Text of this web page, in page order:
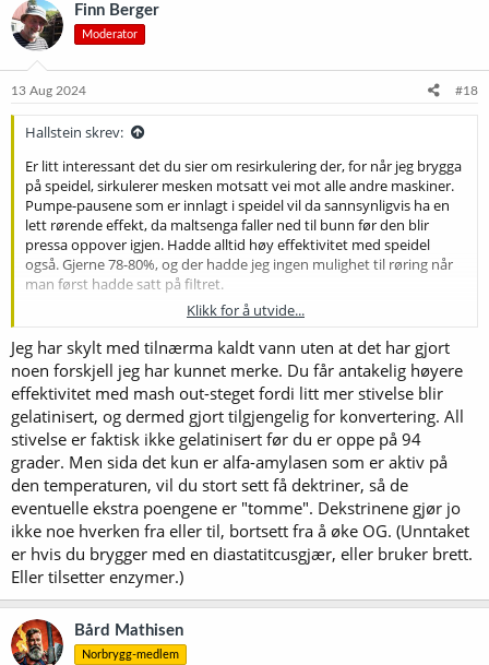
Finn Berger
Moderator
13 Aug 2024 #18
Hallstein skrev:
Er litt interessant det du sier om resirkulering der, for når jeg brygga
på speidel, sirkulerer mesken motsatt vei mot alle andre maskiner.
Pumpe-pausene som er innlagt i speidel vil da sannsynligvis ha en
lett rørende effekt, da maltsenga faller ned til bunn før den blir
pressa oppover igjen. Hadde alltid høy effektivitet med speidel
også. Gjerne 78-80%, og der hadde jeg ingen mulighet til røring når
man først hadde satt på filtret.
Sirkuleringa er også viktig for å heve temperaturen i mesken mellom
steg, i de tilfellene jeg bruker stegmesk.
Opplever forskjell i effektivitet om jeg har en skikkelig mash-out på
78 grader mot å ikke gjøre det, i alle fall. Høyere temperatur på
skyllevann og mesk gjør sukkeret mer løselig i skyllevannet.
Klikk for å utvide...
Jeg har skylt med tilnærma kaldt vann uten at det har gjort
noen forskjell jeg har kunnet merke. Du får antakelig høyere
effektivitet med mash out-steget fordi litt mer stivelse blir
gelatinisert, og dermed gjort tilgjengelig for konvertering. All
stivelse er faktisk ikke gelatinisert før du er oppe på 94
grader. Men sida det kun er alfa-amylasen som er aktiv på
den temperaturen, vil du stort sett få dektriner, så de
eventuelle ekstra poengene er "tomme". Dekstrinene gjør jo
ikke noe hverken fra eller til, bortsett fra å øke OG. (Unntaket
er hvis du brygger med en diastatitcusgjær, eller bruker brett.
Eller tilsetter enzymer.)
Bård Mathisen
Norbrygg-medlem